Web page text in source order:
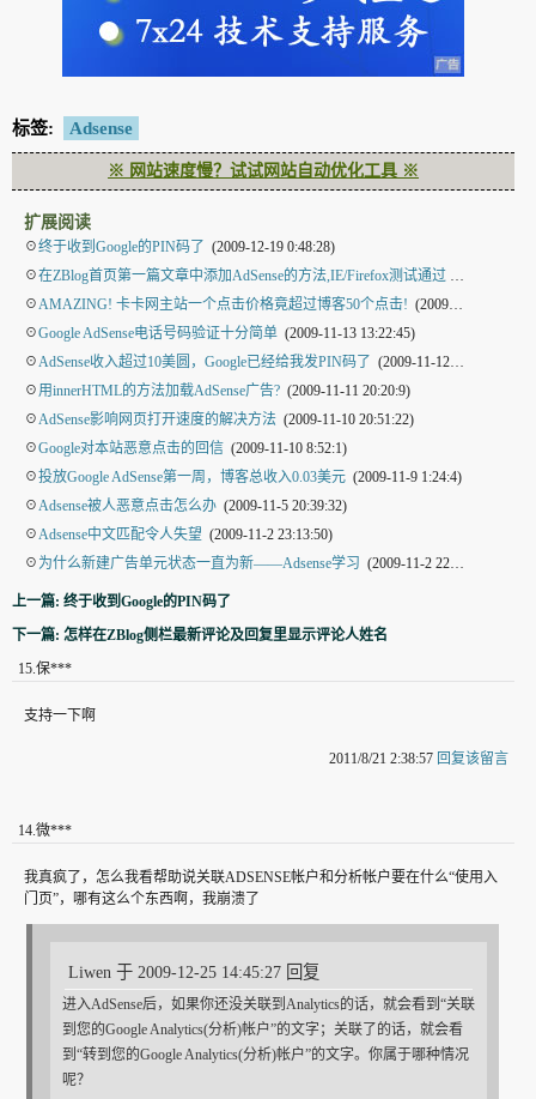
标签: Adsense
※ 网站速度慢？试试网站自动优化工具 ※
扩展阅读
☉终于收到Google的PIN码了 (2009-12-19 0:48:28)
☉在ZBlog首页第一篇文章中添加AdSense的方法,IE/Firefox测试通过
☉AMAZING! 卡卡网主站一个点击价格竟超过博客50个点击! (2009-12-8 18:31:27)
☉Google AdSense电话号码验证十分简单 (2009-11-13 13:22:45)
☉AdSense收入超过10美圆，Google已经给我发PIN码了 (2009-11-12 21:36:43)
☉用innerHTML的方法加载AdSense广告? (2009-11-11 20:20:9)
☉AdSense影响网页打开速度的解决方法 (2009-11-10 20:51:22)
☉Google对本站恶意点击的回信 (2009-11-10 8:52:1)
☉投放Google AdSense第一周，博客总收入0.03美元 (2009-11-9 1:24:4)
☉Adsense被人恶意点击怎么办 (2009-11-5 20:39:32)
☉Adsense中文匹配令人失望 (2009-11-2 23:13:50)
☉ 为什么新建广告单元状态一直为新——Adsense学习 (2009-11-2 22:44:29)
上一篇: 终于收到Google的PIN码了
下一篇: 怎样在ZBlog侧栏最新评论及回复里显示评论人姓名
15.保***
支持一下啊
2011/8/21 2:38:57 回复该留言
14.微***
我真疯了，怎么我看帮助说关联ADSENSE帐户和分析帐户要在什么“使用入
门页”，哪有这么个东西啊，我崩溃了
Liwen 于 2009-12-25 14:45:27 回复
进入AdSense后，如果你还没关联到Analytics的话，就会看到“关联
到您的Google Analytics(分析)帐户”的文字；关联了的话，就会看
到“转到您的Google Analytics(分析)帐户”的文字。你属于哪种情况
呢？